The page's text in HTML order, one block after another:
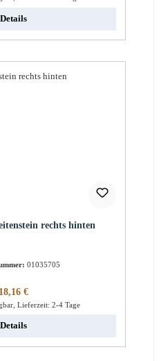
Details
rechts hinten
01035705
Regulärer Preis:
18,16 €
Lieferzeit: 2-4 Tage
Details